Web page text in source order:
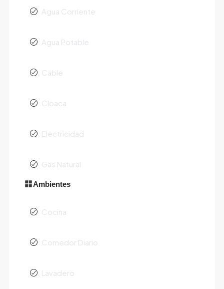
Agua Corriente
Agua Potable
Cable
Cloaca
Electricidad
Gas Natural
Ambientes
Cocina
Comedor Diario
Lavadero